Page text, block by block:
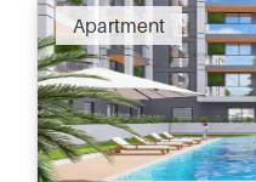
Apartment